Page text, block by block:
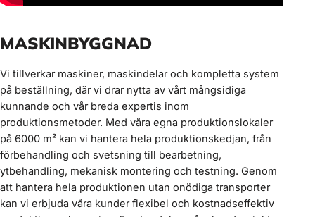
MASKINBYGGNAD
Vi tillverkar maskiner, maskindelar och kompletta system
på beställning, där vi drar nytta av vårt mångsidiga
kunnande och vår breda expertis inom
produktionsmetoder. Med våra egna produktionslokaler
på 6000 m² kan vi hantera hela produktionskedjan, från
förbehandling och svetsning till bearbetning,
ytbehandling, mekanisk montering och testning. Genom
att hantera hela produktionen utan onödiga transporter
kan vi erbjuda våra kunder flexibel och kostnadseffektiv